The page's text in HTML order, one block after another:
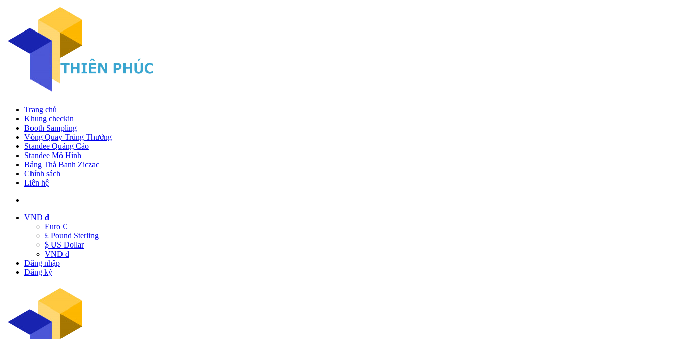
Trang chủ
Khung checkin
Booth Sampling
Vòng Quay Trúng Thưởng
Standee Quảng Cáo
Standee Mô Hình
Bảng Thả Banh Ziczac
Chính sách
Liên hệ
VND đ
Euro €
£ Pound Sterling
$ US Dollar
VND đ
Đăng nhập
Đăng ký